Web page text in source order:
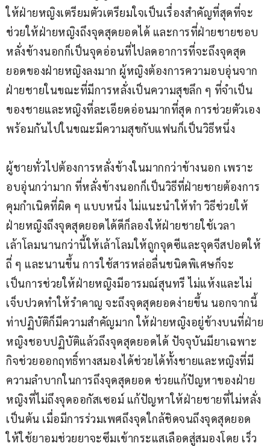
ให้ฝ่ายหญิงเตรียมตัวเตรียมใจเป็นเรื่องสำคัญที่สุดที่จะ
ช่วยให้ฝ่ายหญิงถึงจุดสุดยอดได้ และการที่ฝ่ายชายชอบ
หลั่งข้างนอกก็เป็นจุดอ่อนที่ไปลดอาการที่จะถึงจุดสุด
ยอดของฝ่ายหญิงลงมาก ผู้หญิงต้องการความอบอุ่นจาก
ฝ่ายชายในขณะที่มีการหลั่งเป็นความสุขลึก ๆ ที่จำเป็น
ของชายและหญิงที่ละเอียดอ่อนมากที่สุด การช่วยตัวเอง
พร้อมกันไปในขณะมีความสุขกับแฟนก็เป็นวิธีหนึ่ง
ผู้ชายทั่วไปต้องการหลั่งข้างในมากกว่าข้างนอก เพราะ
อบอุ่นกว่ามาก ที่หลั่งข้างนอกก็เป็นวิธีที่ฝ่ายชายต้องการ
คุมกำเนิดที่ผิด ๆ แบบหนึ่ง ไม่แนะนำให้ทำ วิธีช่วยให้
ฝ่ายหญิงถึงจุดสุดยอดได้ดีก็ลองให้ฝ่ายชายใช้เวลา
เล้าโลมนานกว่านี้ให้เล้าโลมให้ถูกจุดซีและจุดจีสปอตให้
ถี่ ๆ และนานขึ้น การใช้สารหล่อลื่นชนิดพิเศษก็จะ
เป็นการช่วยให้ฝ่ายหญิงมีอารมณ์สุนทรี ไม่แห้งและไม่
เจ็บปวดทำให้รำคาญ จะถึงจุดสุดยอดง่ายขึ้น นอกจากนี้
ท่าปฏิบัติก็มีความสำคัญมาก ให้ฝ่ายหญิงอยู่ข้างบนที่ฝ่าย
หญิงชอบปฏิบัติแล้วถึงจุดสุดยอดได้ ปัจจุบันมียาเฉพาะ
กิจช่วยออกฤทธิ์ทางสมองได้ช่วยได้ทั้งชายและหญิงที่มี
ความลำบากในการถึงจุดสุดยอด ช่วยแก้ปัญหาของฝ่าย
หญิงที่ไม่ถึงจุดออกัสเซอม์ แก้ปัญหาให้ฝ่ายชายที่ไม่หลั่ง
เป็นต้น เมื่อมีการร่วมเพศถึงจุดใกล้ชิดจนถึงจุดสุดยอด
ให้ใช้ยาอมช่วยยาจะซึมเข้ากระแสเลือดสู่สมองโดย เร็ว